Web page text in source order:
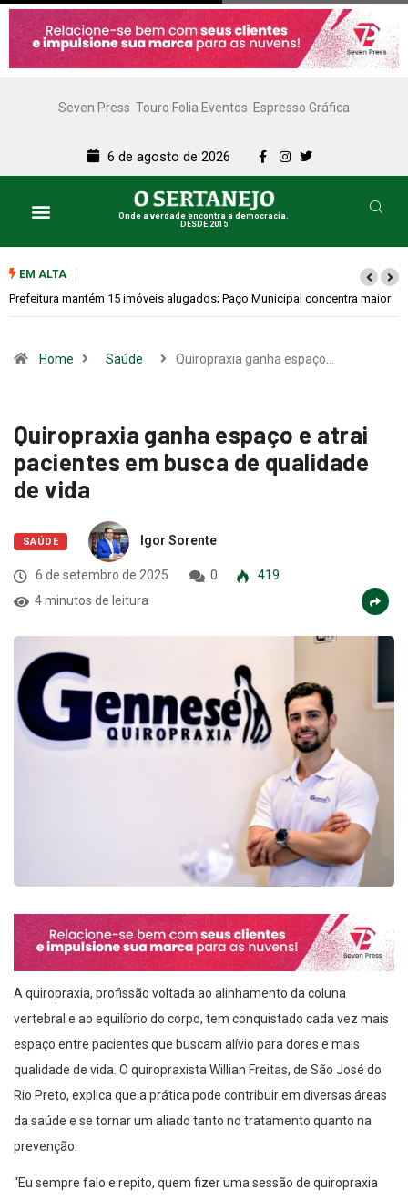
Seven Press Touro Folia Eventos Espresso Gráfica
6 de agosto de 2026
Onde a verdade encontra a democracia.
DESDE 2015
EM ALTA
Colina promove 1º Fórum de Turismo para discutir desenvolvimento
Home Saúde Quiropraxia ganha espaço…
Quiropraxia ganha espaço e atrai
pacientes em busca de qualidade
de vida
SAÚDE Igor Sorente
6 de setembro de 2025 0
419
4 minutos de leitura
A quiropraxia, profissão voltada ao alinhamento da coluna
vertebral e ao equilíbrio do corpo, tem conquistado cada vez mais
espaço entre pacientes que buscam alívio para dores e mais
qualidade de vida. O quiropraxista Willian Freitas, de São José do
Rio Preto, explica que a prática pode contribuir em diversas áreas
da saúde e se tornar um aliado tanto no tratamento quanto na
prevenção.
“Eu sempre falo e repito, quem fizer uma sessão de quiropraxia